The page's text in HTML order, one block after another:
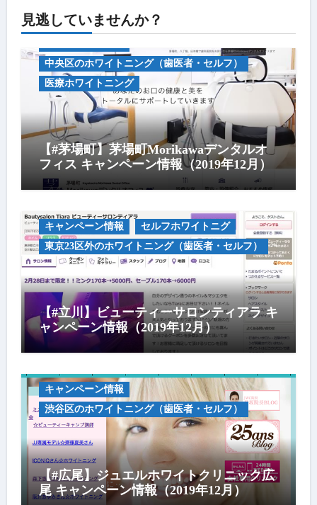
見逃していませんか？
中央区のホワイトニング（歯医者・セルフ）
医療ホワイトニング
【#茅場町】茅場町Morikawaデンタルオ
フィス キャンペーン情報（2019年12月）
キャンペーン情報
セルフホワイトニグ
東京23区外のホワイトニング（歯医者・セルフ）
【#立川】ビューティーサロンティアラ キ
ャンペーン情報（2019年12月）
キャンペーン情報
渋谷区のホワイトニング（歯医者・セルフ）
【#広尾】ジュエルホワイトクリニック広
尾 キャンペーン情報（2019年12月）